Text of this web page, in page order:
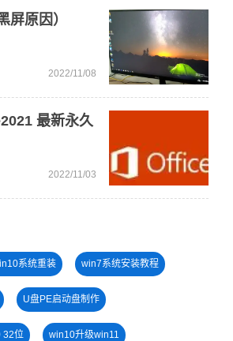
屏原因）
2022/11/08
最新永久
2022/11/03
系统重装 win7系统安装教程
U盘PE启动盘制作
32位 win10升级win11